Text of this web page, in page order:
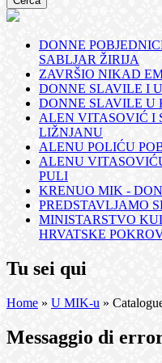
DONNE
SABLJAR ŽIRIJA
ZAVRŠIO NIKAD
DONNE SLAVILE I
DONNE SLAVILE U
ALEN VITASOVIĆ I
LIŽNJANU
ALENU POLIĆU
ALENU
PULI
KRENUO MIK -
PREDSTAVLJAMO
MINISTARSTVO
HRVATSKE
Tu sei qui
Home » U MIK-u »
Messaggio di